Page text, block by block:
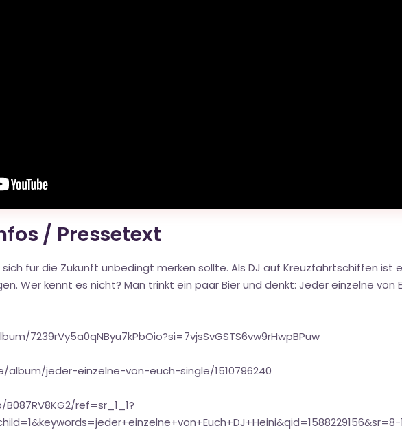
/ Pressetext
sich für die Zukunft unbedingt merken sollte. Als DJ auf Kreuzfahrtschiffen
Wer kennt es nicht? Man trinkt ein paar Bier und denkt: Jeder einzelne von
7239rVy5a0qNByu7kPbOio?si=7vjsSvGSTS6vw9rHwpBPuw
jeder-einzelne-von-euch-single/1510796240
ref=sr_1_1?
1